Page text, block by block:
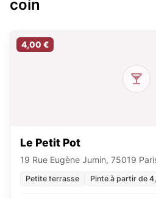
coin
4,00 €
Le Petit Pot
19 Rue Eugène Jumin, 75019
Petite terrasse Pinte à partir de